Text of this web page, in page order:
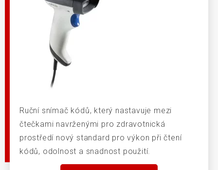
Ruční snímač kódů, který nastavuje mezi
čtečkami navrženými pro zdravotnická
prostředí nový standard pro výkon při čtení
kódů, odolnost a snadnost použití.